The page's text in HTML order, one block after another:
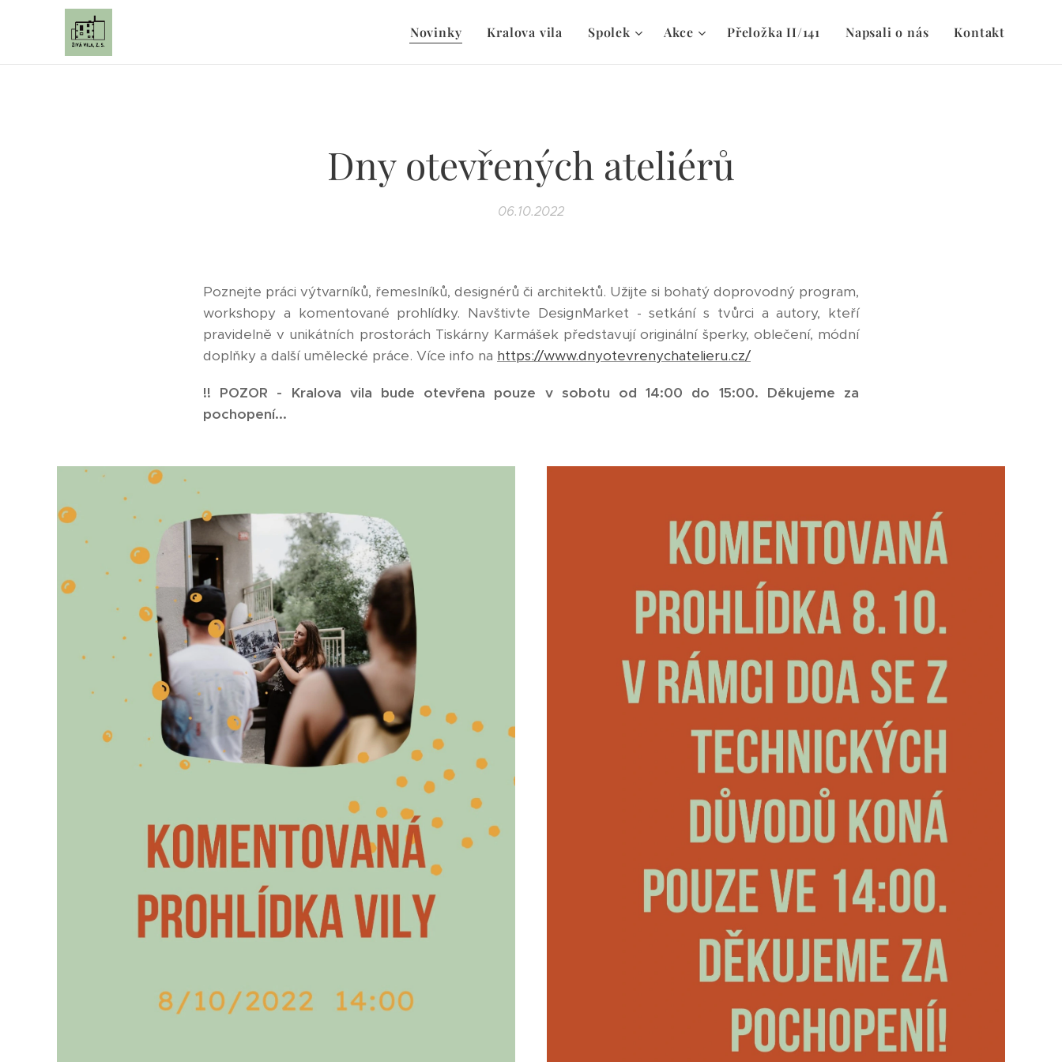
Novinky Kralova vila Spolek Akce Přeložka II/141 Napsali o nás Kontakt
Dny otevřených ateliérů
06.10.2022
Poznejte práci výtvarníků, řemeslníků, designérů či architektů. Užijte si bohatý doprovodný program,
workshopy a komentované prohlídky. Navštivte DesignMarket - setkání s tvůrci a autory, kteří
pravidelně v unikátních prostorách Tiskárny Karmášek představují originální šperky, oblečení, módní
doplňky a další umělecké práce. Více info na https://www.dnyotevrenychatelieru.cz/
!! POZOR - Kralova vila bude otevřena pouze v sobotu od 14:00 do 15:00. Děkujeme za
pochopení...